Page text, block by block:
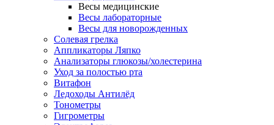
Весы медицинские
Весы лабораторные
Весы для новорожденных
Солевая грелка
Аппликаторы Ляпко
Анализаторы глюкозы/холестерина
Уход за полостью рта
Витафон
Ледоходы Антилёд
Тонометры
Гигрометры